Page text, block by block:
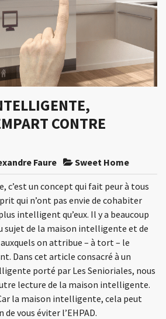
CONTRE
Faure Sweet Home
c’est un concept qui fait peur à tous
qui n’ont pas envie de cohabiter
intelligent qu’eux. Il y a beaucoup
sujet de la maison intelligente et de
on attribue – à tort – le
Dans cet article consacré à un
porté par Les Senioriales, nous
lecture de la maison intelligente.
la maison intelligente, cela peut
vous éviter l’EHPAD.